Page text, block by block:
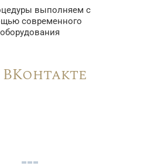
выполняем с
современного
оборудования